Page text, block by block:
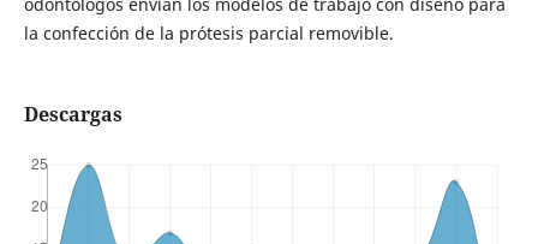
la confección de la prótesis parcial removible.
Descargas